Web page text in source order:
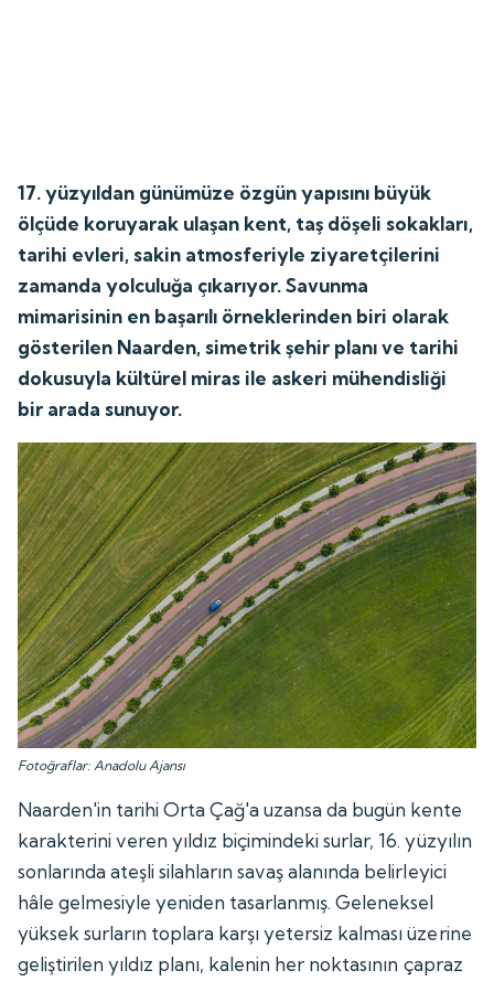
17. yüzyıldan günümüze özgün yapısını büyük
ölçüde koruyarak ulaşan kent, taş döşeli sokakları,
tarihi evleri, sakin atmosferiyle ziyaretçilerini
zamanda yolculuğa çıkarıyor. Savunma
mimarisinin en başarılı örneklerinden biri olarak
gösterilen Naarden, simetrik şehir planı ve tarihi
dokusuyla kültürel miras ile askeri mühendisliği
bir arada sunuyor.
Fotoğraflar: Anadolu Ajansı
Naarden'in tarihi Orta Çağ'a uzansa da bugün kente
karakterini veren yıldız biçimindeki surlar, 16. yüzyılın
sonlarında ateşli silahların savaş alanında belirleyici
hâle gelmesiyle yeniden tasarlanmış. Geleneksel
yüksek surların toplara karşı yetersiz kalması üzerine
geliştirilen yıldız planı, kalenin her noktasının çapraz